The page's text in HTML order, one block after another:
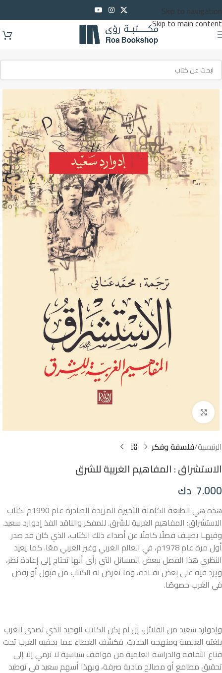
Skip to navigation
Skip to main content
Click to enlarge
الرئيسية فلسفة وفكر
الاستشراق : المفاهيم الغربية للشرق
7.000 دك
هذه هي الطبعة الكاملة الأخيرة المزيدة الصادرة عام 1990م لكتاب
الاستشراق: المفاهيم الغربية للشرق. للمفكر والناقد الفذ إدوارد سعيد.
وفيهـا يضيـف فصلًا كاملًا عن أصداء ذلك الكتاب، الذي كان قد صدر
أول مرة عام 1978م، في العالم الغربي وغير الغربي معًا. كما يعيد
النظري هذا الفصل ببعض المسائل التي رأى أنها تحتاج إلى إعادة نظر،
ويرد فيه على بعض تقـاده، وما تعرض له الكتاب من قبول أو رفض
في الغرب خصوصًا.
وإدوارد سعيد من القلائل، إن لم يكن الكاتب الوحيد الذي تصدى للغرب
بلغته العلمية ومنهجه الحديث. فكشف الغطاء عما يخفيه الغرب تحت
قناع الثقافة والدراسة العلمية من مواقف سياسية لا ترمي إلا إلى
تحقيق مطامع أو مصالح مادية صرفة، وبهذا أسهم سعيد في توطيد